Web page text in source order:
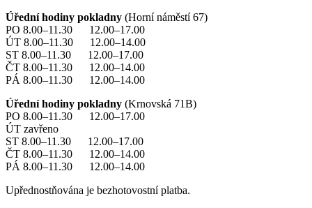
Úřední hodiny pokladny (Horní náměstí 67)
PO 8.00–11.30 12.00–17.00
ÚT 8.00–11.30 12.00–14.00
ST 8.00–11.30 12.00–17.00
ČT 8.00–11.30 12.00–14.00
PÁ 8.00–11.30 12.00–14.00
Úřední hodiny pokladny (Krnovská 71B)
PO 8.00–11.30 12.00–17.00
ÚT zavřeno
ST 8.00–11.30 12.00–17.00
ČT 8.00–11.30 12.00–14.00
PÁ 8.00–11.30 12.00–14.00
Upřednostňována je bezhotovostní platba.